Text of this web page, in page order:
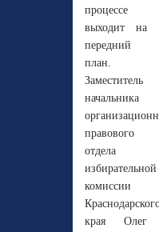
процессе
выходит на
передний
план.
Заместитель
начальника
правового
отдела
избирательной
комиссии
края Олег